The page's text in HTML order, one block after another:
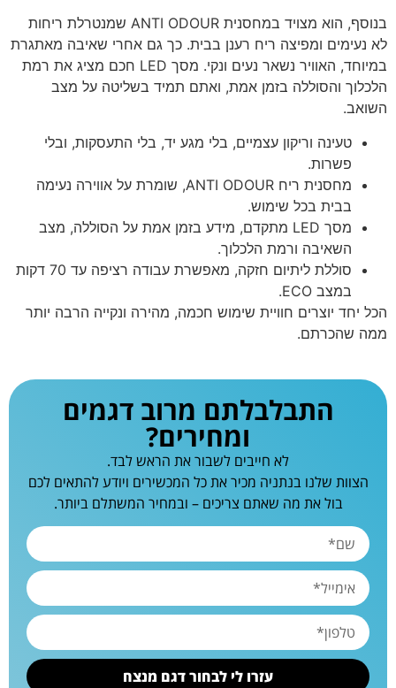
בנוסף, הוא מצויד במחסנית ANTI ODOUR שמנטרלת ריחות
לא נעימים ומפיצה ריח רענן בבית. כך גם אחרי שאיבה מאתגרת
במיוחד, האוויר נשאר נעים ונקי. מסך LED חכם מציג את רמת
הלכלוך והסוללה בזמן אמת, ואתם תמיד בשליטה על מצב
השואב.
טעינה וריקון עצמיים, בלי מגע יד, בלי התעסקות, ובלי
פשרות.
מחסנית ריח ANTI ODOUR, שומרת על אווירה נעימה
בבית בכל שימוש.
מסך LED מתקדם, מידע בזמן אמת על הסוללה, מצב
השאיבה ורמת הלכלוך.
סוללת ליתיום חזקה, מאפשרת עבודה רציפה עד 70 דקות
במצב ECO.
הכל יחד יוצרים חוויית שימוש חכמה, מהירה ונקייה הרבה יותר
ממה שהכרתם.
התבלבלתם מרוב דגמים
ומחירים?
לא חייבים לשבור את הראש לבד.
הצוות שלנו בנתניה מכיר את כל המכשירים ויודע להתאים לכם
בול את מה שאתם צריכים – ובמחיר המשתלם ביותר.
עזרו לי לבחור דגם מנצח